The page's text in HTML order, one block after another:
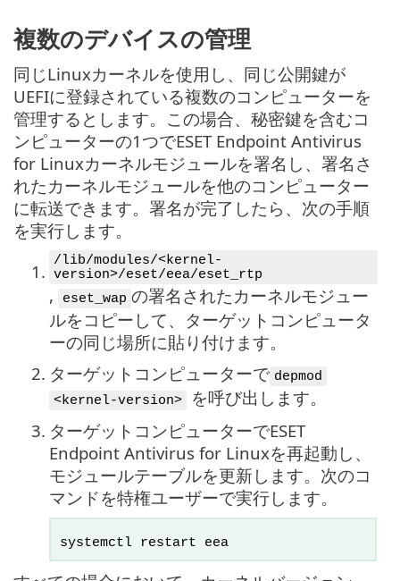
複数のデバイスの管理
同じLinuxカーネルを使用し、同じ公開鍵が
UEFIに登録されている複数のコンピューターを
管理するとします。この場合、秘密鍵を含むコ
ンピューターの1つでESET Endpoint Antivirus
for Linuxカーネルモジュールを署名し、署名さ
れたカーネルモジュールを他のコンピューター
に転送できます。署名が完了したら、次の手順
を実行します。
1.
/lib/modules/<kernel-
version>/eset/eea/eset_rtp
, eset_wap の署名されたカーネルモジュー
ルをコピーして、ターゲットコンピュータ
ーの同じ場所に貼り付けます。
2. ターゲットコンピューターで depmod
<kernel-version>
を呼び出します。
3. ターゲットコンピューターでESET
Endpoint Antivirus for Linuxを再起動し、
モジュールテーブルを更新します。次のコ
マンドを特権ユーザーで実行します。
systemctl restart eea